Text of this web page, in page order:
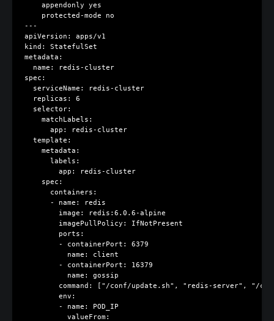
    appendonly yes
    protected-mode no
---
apiVersion: apps/v1
kind: StatefulSet
metadata:
  name: redis-cluster
spec:
  serviceName: redis-cluster
  replicas: 6
  selector:
    matchLabels:
      app: redis-cluster
  template:
    metadata:
      labels:
        app: redis-cluster
    spec:
      containers:
      - name: redis
        image: redis:6.0.6-alpine
        imagePullPolicy: IfNotPresent
        ports:
        - containerPort: 6379
          name: client
        - containerPort: 16379
          name: gossip
command: ["/conf/update.sh", "redis-server", "/
        env:
        - name: POD_IP
          valueFrom: